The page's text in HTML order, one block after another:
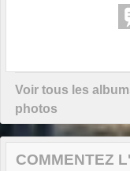
Voir tous les
photos
COMMENTEZ